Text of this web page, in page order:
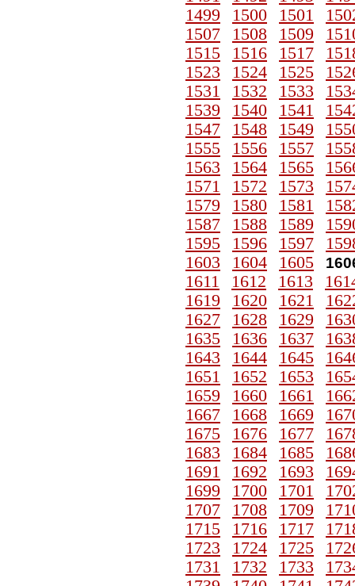
1499
1500 1501
1507
1508 1509
1515
1516 1517
1523
1524 1525
1531
1532 1533
1539
1540 1541
1547
1548 1549
1555
1556 1557
1563
1564 1565
1571
1572 1573
1579
1580 1581
1587
1588 1589
1595
1596 1597
1603
1604 1605
1611 1612 1613
1619
1620 1621
1627
1628 1629
1635
1636 1637
1643
1644 1645
1651
1652 1653
1659
1660 1661
1667
1668 1669
1675
1676 1677
1683
1684 1685
1691
1692 1693
1699
1700 1701
1707
1708 1709
1715
1716 1717
1723
1724 1725
1731
1732 1733